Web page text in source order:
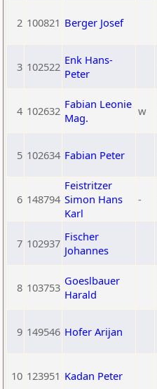
2 100821 Berger Josef
3 102522 Enk Hans-
Peter
4 102632 Fabian Leonie
Mag.
w
5 102634 Fabian Peter
6 148794
Feistritzer
Simon Hans
Karl
-
7 102937 Fischer
Johannes
8 103753 Goeslbauer
Harald
9 149546 Hofer Arijan
10 123951 Kadan Peter